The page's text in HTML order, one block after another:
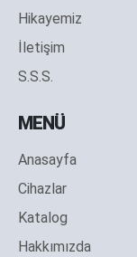
Hikayemiz
İletişim
S.S.S.
MENÜ
Anasayfa
Cihazlar
Katalog
Hakkımızda